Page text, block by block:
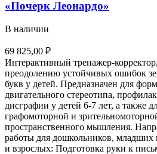
«Почерк Леонардо»
В наличии
69 825,00 ₽
Интерактивный тренажер-
преодолению устойчивых ошибок
букв у детей. Предназначен для
двигательного стереотипа,
дисграфии у детей 6-7 лет, а также
графомоторной и
пространственного мышления.
работы для дошкольников, младших
и взрослых: Подготовка руки к